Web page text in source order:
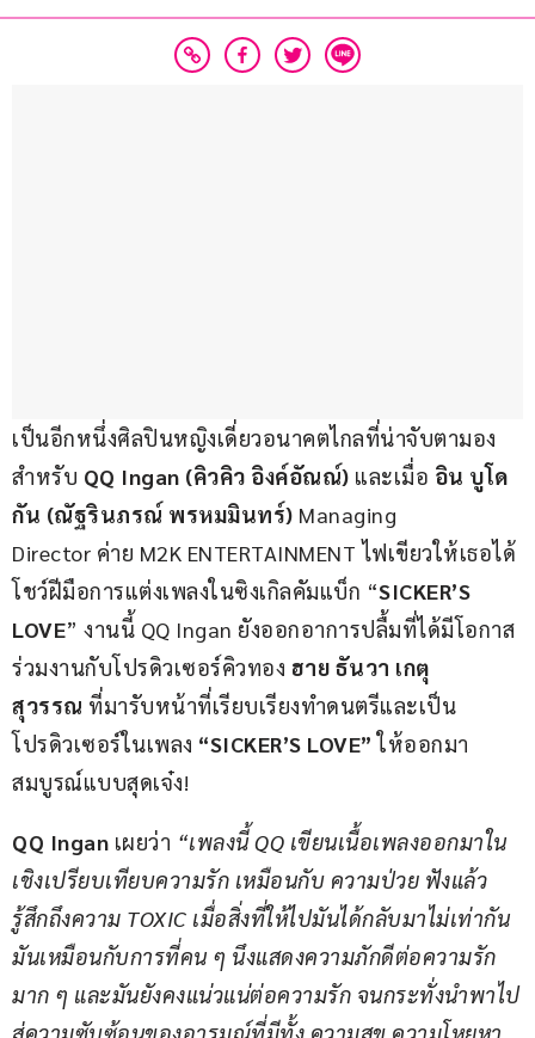
เป็นอีกหนึ่งศิลปินหญิงเดี่ยวอนาคตไกลที่น่าจับตามอง
สำหรับ QQ Ingan (คิวคิว อิงค์อัณณ์) และเมื่อ อิน บูโด
กัน (ณัฐรินภรณ์ พรหมมินทร์) Managing
Director ค่าย M2K ENTERTAINMENT ไฟเขียวให้เธอได้
โชว์ฝีมือการแต่งเพลงในซิงเกิลคัมแบ็ก “SICKER’S
LOVE” งานนี้ QQ Ingan ยังออกอาการปลื้มที่ได้มีโอกาส
ร่วมงานกับโปรดิวเซอร์คิวทอง ฮาย ธันวา เกตุ
สุวรรณ ที่มารับหน้าที่เรียบเรียงทำดนตรีและเป็น
โปรดิวเซอร์ในเพลง “SICKER’S LOVE” ให้ออกมา
สมบูรณ์แบบสุดเจ๋ง!
QQ Ingan เผยว่า “เพลงนี้ QQ เขียนเนื้อเพลงออกมาใน
เชิงเปรียบเทียบความรัก เหมือนกับ ความป่วย ฟังแล้ว
รู้สึกถึงความ TOXIC เมื่อสิ่งที่ให้ไปมันได้กลับมาไม่เท่ากัน
มันเหมือนกับการที่คน ๆ นึงแสดงความภักดีต่อความรัก
มาก ๆ และมันยังคงแน่วแน่ต่อความรัก จนกระทั่งนำพาไป